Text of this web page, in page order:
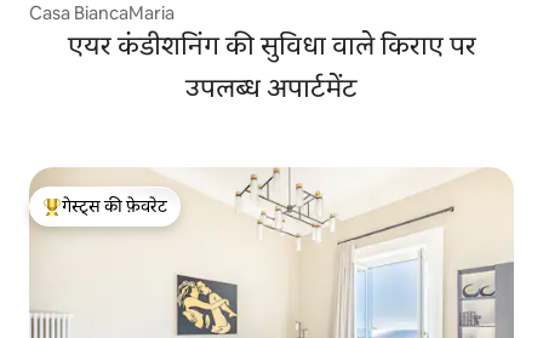
Casa BiancaMaria
एयर कंडीशनिंग की सुविधा वाले किराए पर
उपलब्ध अपार्टमेंट
गेस्ट्स का टॉप फ़ेवरेट
गेस्ट्स की फ़ेवरेट